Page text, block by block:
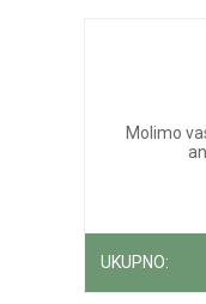
Molimo
UKUPNO: